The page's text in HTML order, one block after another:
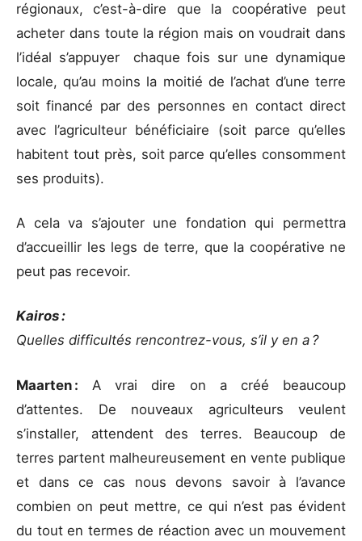
régionaux, c’est-à-dire que la coopérative peut
acheter dans toute la région mais on voudrait dans
l’idéal s’appuyer chaque fois sur une dynamique
locale, qu’au moins la moitié de l’achat d’une terre
soit financé par des personnes en contact direct
avec l’agriculteur bénéficiaire (soit parce qu’elles
habitent tout près, soit parce qu’elles consomment
ses produits).
A cela va s’ajouter une fondation qui permettra
d’accueillir les legs de terre, que la coopérative ne
peut pas recevoir.
Kairos :
Quelles difficultés rencontrez-vous, s’il y en a ?
Maarten : A vrai dire on a créé beaucoup
d’attentes. De nouveaux agriculteurs veulent
s’installer, attendent des terres. Beaucoup de
terres partent malheureusement en vente publique
et dans ce cas nous devons savoir à l’avance
combien on peut mettre, ce qui n’est pas évident
du tout en termes de réaction avec un mouvement